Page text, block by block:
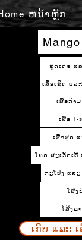
ຫນ້າຫຼັກ
ຊຸດເດຣ ແ
ເສື້ອກ້າມ
ເສື້ອເຊີດ ແລ
ເສື້ອ T-
ເສື້ອສູດ ແ
ໂຄດ ສະເວັດເຕີ້
ກະໂປງ ແລະ
ໂສ້ງ
ໂສ້ງຂ
ເກີບ ແລະ